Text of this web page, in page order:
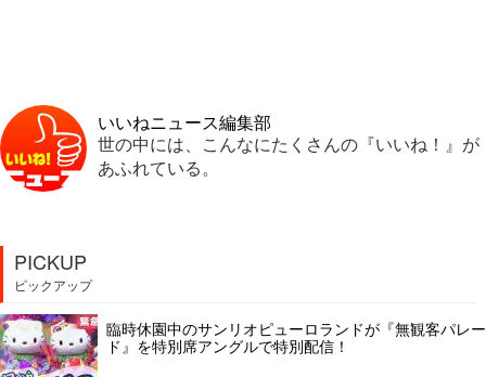
いいねニュース編集部
世の中には、こんなにたくさんの『いいね！』が
あふれている。
PICKUP
ピックアップ
臨時休園中のサンリオピューロランドが『無観客パレー
ド』を特別席アングルで特別配信！